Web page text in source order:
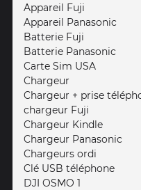
Appareil Fuji
Appareil Panasonic
Batterie Fuji
Batterie Panasonic
Carte Sim USA
Chargeur
Chargeur + prise
chargeur Fuji
Chargeur Kindle
Chargeur Panasonic
Chargeurs ordi
Clé USB téléphone
DJI OSMO 1